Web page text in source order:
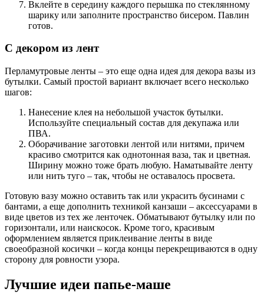
Вклейте в середину каждого перышка по стеклянному
шарику или заполните пространство бисером. Павлин
готов.
С декором из лент
Перламутровые ленты – это еще одна идея для декора вазы из
бутылки. Самый простой вариант включает всего несколько
шагов:
Нанесение клея на небольшой участок бутылки.
Используйте специальный состав для декупажа или
ПВА.
Оборачивание заготовки лентой или нитями, причем
красиво смотрится как однотонная ваза, так и цветная.
Ширину можно тоже брать любую. Наматывайте ленту
или нить туго – так, чтобы не оставалось просвета.
Готовую вазу можно оставить так или украсить бусинами с
бантами, а еще дополнить техникой канзаши – аксессуарами в
виде цветов из тех же ленточек. Обматывают бутылку или по
горизонтали, или наискосок. Кроме того, красивым
оформлением является приклеивание ленты в виде
своеобразной косички – когда концы перекрещиваются в одну
сторону для ровности узора.
Лучшие идеи папье-маше